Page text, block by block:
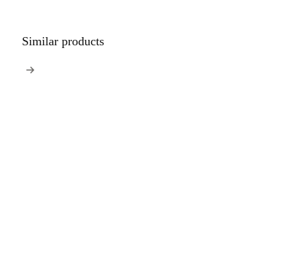
Similar products